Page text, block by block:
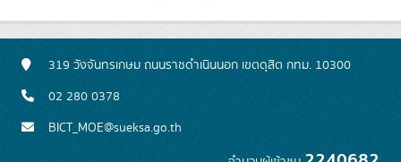
319 วังจันทรเกษม ถนนราชดำเนินนอก เขตดุสิต กทม. 10300
02 280 0378
BICT_MOE@sueksa.go.th